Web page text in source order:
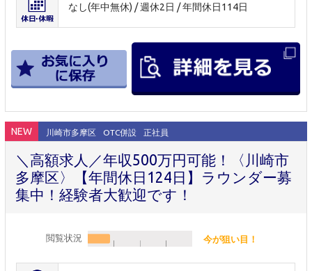
なし(年中無休) / 週休2日 / 年間休日114日
NEW 川崎市多摩区 OTC併設 正社員
＼高額求人／年収500万円可能！〈川崎市
多摩区〉【年間休日124日】ラウンダー募
集中！経験者大歓迎です！
閲覧状況 今が狙い目！